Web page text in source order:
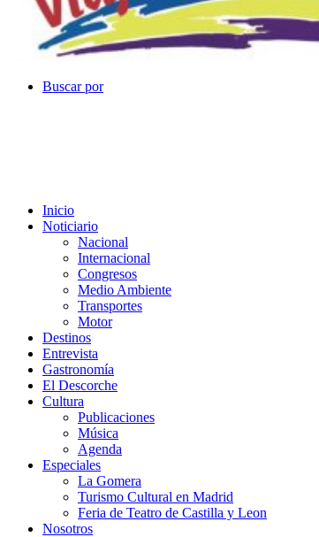
Buscar por
Inicio
Noticiario
Nacional
Internacional
Congresos
Medio Ambiente
Transportes
Motor
Destinos
Entrevista
Gastronomía
El Descorche
Cultura
Publicaciones
Música
Agenda
Especiales
La Gomera
Turismo Cultural en Madrid
Feria de Teatro de Castilla y Leon
Nosotros